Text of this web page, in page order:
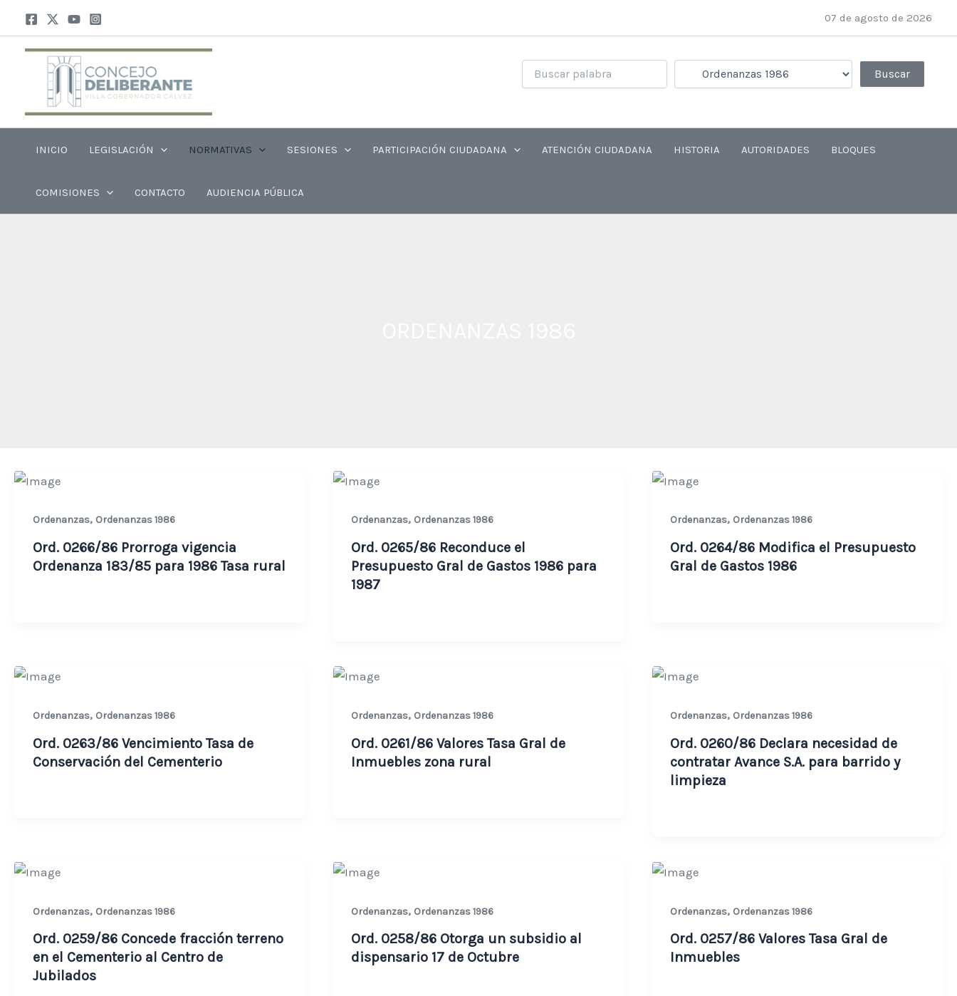
contenido
07 de agosto de 2026
INICIO LEGISLACIÓN NORMATIVAS SESIONES PARTICIPACIÓN CIUDADANA ATENCIÓN CIUDADANA HISTORIA AUTORIDADES BLOQUES
COMISIONES CONTACTO AUDIENCIA PÚBLICA
Ordenanzas, Ordenanzas 1986
Ord. 0266/86 Prorroga vigencia
Ordenanza 183/85 para 1986 Tasa rural
Ordenanzas, Ordenanzas 1986
Ord. 0265/86 Reconduce el
Presupuesto Gral de Gastos 1986 para
1987
Ordenanzas, Ordenanzas 1986
Ord. 0264/86 Modifica el Presupuesto
Gral de Gastos 1986
Ordenanzas, Ordenanzas 1986
Ord. 0263/86 Vencimiento Tasa de
Conservación del Cementerio
Ordenanzas, Ordenanzas 1986
Ord. 0261/86 Valores Tasa Gral de
Inmuebles zona rural
Ordenanzas, Ordenanzas 1986
Ord. 0260/86 Declara necesidad de
contratar Avance S.A. para barrido y
limpieza
Ordenanzas, Ordenanzas 1986
Ord. 0259/86 Concede fracción terreno
en el Cementerio al Centro de
Jubilados
Ordenanzas, Ordenanzas 1986
Ord. 0258/86 Otorga un subsidio al
dispensario 17 de Octubre
Ordenanzas, Ordenanzas 1986
Ord. 0257/86 Valores Tasa Gral de
Inmuebles